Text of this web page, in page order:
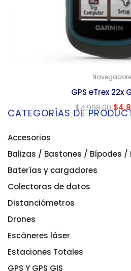
GPS eTrex 22x
$4,998.00 $
CATEGORÍAS DE
Accesorios
Balizas / Bastones / Bípodes /
Bastones/balizas
Bípodes
Prismas
Baterías y cargadores
Baterías
Cargadores
Colectoras de datos
Distanciómetros
Drones
Escáneres láser
Estaciones Totales
GPS Y GPS GIS